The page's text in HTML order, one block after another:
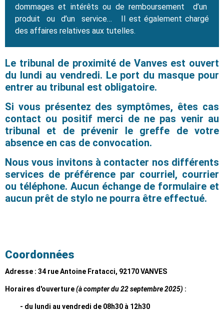
dommages et intérêts ou de remboursement d’un
produit ou d’un service… Il est également chargé
des affaires relatives aux tutelles.
Le tribunal de proximité de Vanves est ouvert
du lundi au vendredi. Le port du masque pour
entrer au tribunal est obligatoire.
Si vous présentez des symptômes, êtes cas
contact ou positif merci de ne pas venir au
tribunal et de prévenir le greffe de votre
absence en cas de convocation.
Nous vous invitons à contacter nos différents
services de préférence par courriel, courrier
ou téléphone. Aucun échange de formulaire et
aucun prêt de stylo ne pourra être effectué.
Coordonnées
Adresse : 34 rue Antoine Fratacci, 92170 VANVES
Horaires d'ouverture(à compter du 22 septembre 2025) :
- du lundi au vendredi de 08h30 à 12h30